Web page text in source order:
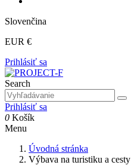
Slovenčina
EUR €
Prihlásiť sa
Search
Prihlásiť sa
0 Košík
Menu
Úvodná stránka
Výbava na turistiku a cesty